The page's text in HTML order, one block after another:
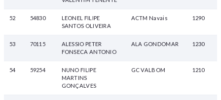
52 54830
LEONEL FILIPE
SANTOS OLIVEIRA
ACTM Navais 1290
53 70115
ALESSIO PETER
FONSECA ANTONIO
ALA GONDOMAR 1230
54 59254
NUNO FILIPE
MARTINS
GONÇALVES
GC VALBOM 1210